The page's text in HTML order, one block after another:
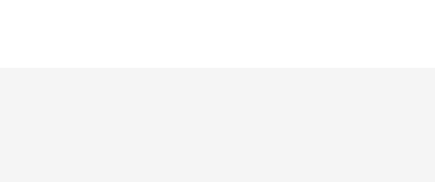
りでいます。